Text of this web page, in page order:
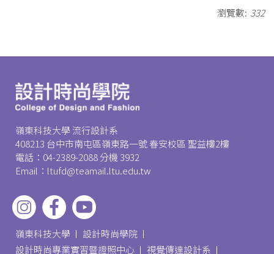
瀏覽數: 332
嶺東科技大學 流行設計系
408213 台中市南屯區嶺東路一號 春安校區 聖益樓2樓
電話：04-2389-2088 分機 3932
Email：ltufd@teamail.ltu.edu.tw
嶺東科技大學
設計時尚學院
設計時尚專業實習暨證照中心
視覺傳達設計系